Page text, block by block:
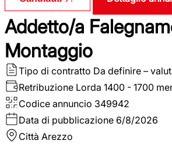
Addetto/a
Montaggio
Tipo di contratto Da definire –
Retribuzione Lorda 1400 - 1700
Codice annuncio 349942
Data di pubblicazione 6/8/2026
Città Arezzo